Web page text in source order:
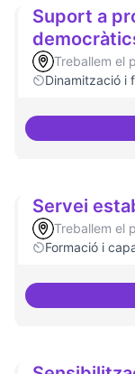
Suport a
Treballem el
Dinamització i
Servei
Treballem el
Formació i